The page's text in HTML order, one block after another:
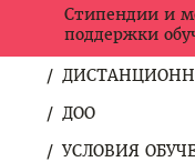
Стипендии и
поддержки
ДОО
УСЛОВИЯ